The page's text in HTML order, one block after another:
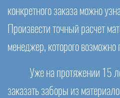
конкретного заказа можно
Произвести точный расчет
менеджер, которого возможно
Уже на протяжении 15
заказать заборы из